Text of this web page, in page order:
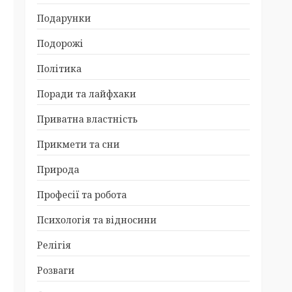
Подарунки
Подорожі
Політика
Поради та лайфхаки
Приватна властність
Прикмети та сни
Природа
Професії та робота
Психологія та відносини
Релігія
Розваги